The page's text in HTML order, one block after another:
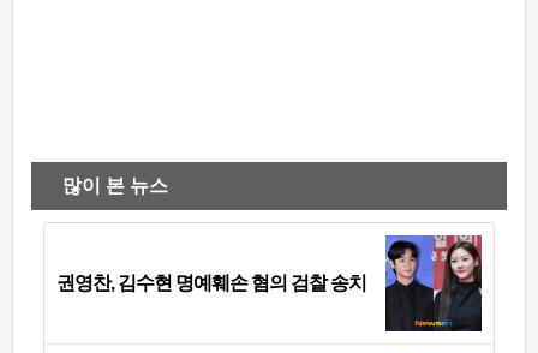
많이 본 뉴스
권영찬, 김수현 명예훼손 혐의 검찰 송치